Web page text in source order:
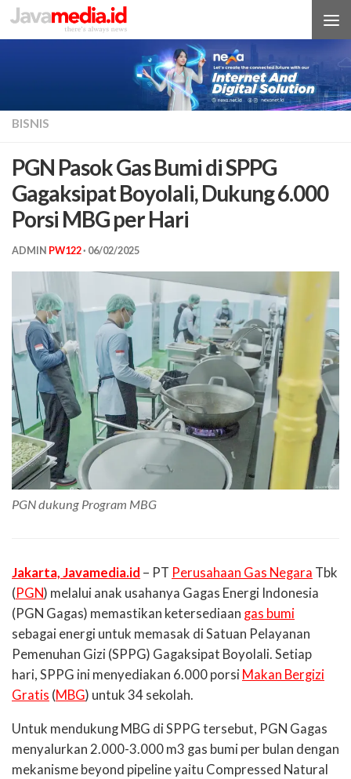
Skip to content
BISNIS
PGN Pasok Gas Bumi di SPPG
Gagaksipat Boyolali, Dukung 6.000
Porsi MBG per Hari
ADMIN PW122· 06/02/2025
PGN dukung Program MBG
Jakarta, Javamedia.id – PT Perusahaan Gas Negara Tbk
(PGN) melalui anak usahanya Gagas Energi Indonesia
(PGN Gagas) memastikan ketersediaan gas bumi
sebagai energi untuk memasak di Satuan Pelayanan
Pemenuhan Gizi (SPPG) Gagaksipat Boyolali. Setiap
hari, SPPG ini menyediakan 6.000 porsi Makan Bergizi
Gratis (MBG) untuk 34 sekolah.
Untuk mendukung MBG di SPPG tersebut, PGN Gagas
menyalurkan 2.000-3.000 m3 gas bumi per bulan dengan
mekanisme beyond pipeline yaitu Compressed Natural